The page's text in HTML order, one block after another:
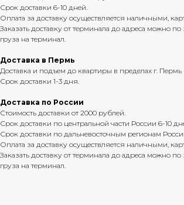
Срок доставки 6-10 дней.
Оплата за доставку осуществляется наличными,
Заказать доставку от терминала до адреса можно
груза на терминал.
Доставка в Пермь
Доставка и подъем до квартиры в пределах г. Пермь
Срок доставки 1-3 дня.
Доставка по России
Стоимость доставки от 2000 рублей.
Срок доставки по центральной части России 6-10
Срок доставки по дальневосточным регионам
Оплата за доставку осуществляется наличными,
Заказать доставку от терминала до адреса можно
груза на терминал.